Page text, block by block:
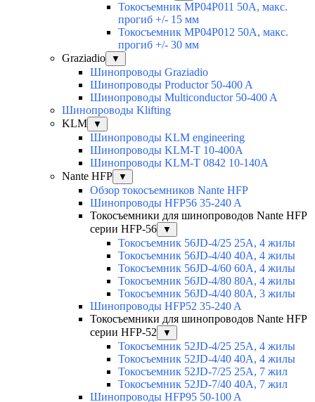
Токосъемник MP04P011 50A, макс.
прогиб +/- 15 мм
Токосъемник MP04P012 50A, макс.
прогиб +/- 30 мм
Graziadio
▼
Шинопроводы Graziadio
Шинопроводы Productor 50-400 A
Шинопроводы Multiconductor 50-400 A
Шинопроводы Klifting
KLM
▼
Шинопроводы KLM engineering
Шинопроводы KLM-T 10-400A
Шинопроводы KLM-T 0842 10-140A
Nante HFP
▼
Обзор токосъемников Nante HFP
Шинопроводы HFP56 35-240 A
Токосъемники для шинопроводов Nante HFP
серии HFP-56
▼
Токосъемник 56JD-4/25 25А, 4 жилы
Токосъемник 56JD-4/40 40А, 4 жилы
Токосъемник 56JD-4/60 60А, 4 жилы
Токосъемник 56JD-4/80 80А, 4 жилы
Токосъемник 56JD-4/40 80А, 3 жилы
Шинопроводы HFP52 35-240 A
Токосъемники для шинопроводов Nante HFP
серии HFP-52
▼
Токосъемник 52JD-4/25 25А, 4 жилы
Токосъемник 52JD-4/40 40А, 4 жилы
Токосъемник 52JD-7/25 25А, 7 жил
Токосъемник 52JD-7/40 40А, 7 жил
Шинопроводы HFP95 50-100 A